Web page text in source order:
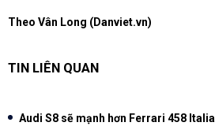
Theo Vân Long (Danviet.vn)
TIN LIÊN QUAN
Audi S8 sẽ mạnh hơn Ferrari 458 Italia